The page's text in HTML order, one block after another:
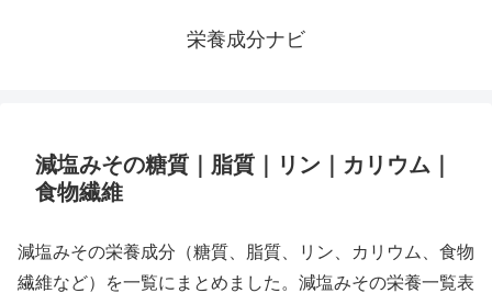
栄養成分ナビ
減塩みその糖質｜脂質｜リン｜カリウム｜
食物繊維
減塩みその栄養成分（糖質、脂質、リン、カリウム、食物
繊維など）を一覧にまとめました。減塩みその栄養一覧表